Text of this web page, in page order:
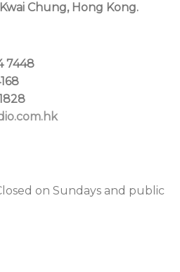
Chung, Hong Kong.
7448
on Sundays and public